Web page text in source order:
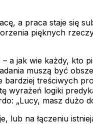
a praca staje się
pięknych
a jak wie każdy, kto
muszą być
treściwych
wyrażeń logiki
„Lucy, masz dużo
lub na łączeniu